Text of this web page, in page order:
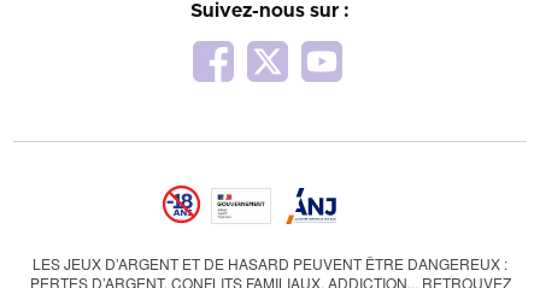
Suivez-nous sur :
LES JEUX D’ARGENT ET DE HASARD PEUVENT ÊTRE DANGEREUX :
PERTES D’ARGENT, CONFLITS FAMILIAUX, ADDICTION... RETROUVEZ